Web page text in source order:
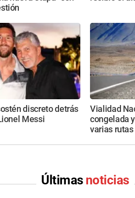
discreto detrás
Messi
Vialidad
congelada
varias
Últimas noticias